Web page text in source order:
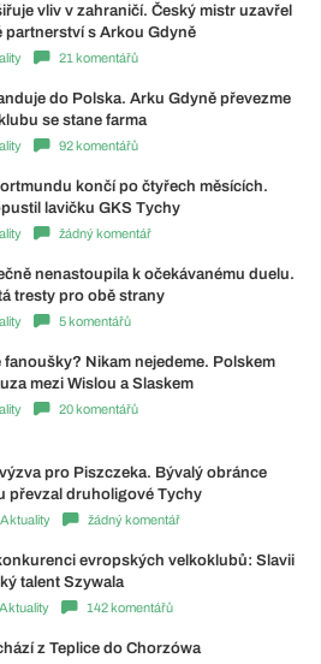
vliv v zahraničí. Český mistr uzavřel
partnerství s Arkou Gdyně
21 komentářů
do Polska. Arku Gdyně převezme
se stane farma
92 komentářů
končí po čtyřech měsících.
lavičku GKS Tychy
žádný komentář
nenastoupila k očekávanému duelu.
tresty pro obě strany
5 komentářů
fanoušky? Nikam nejedeme. Polskem
mezi Wislou a Slaskem
20 komentářů
pro Piszczeka. Bývalý obránce
převzal druholigové Tychy
Aktuality žádný komentář
evropských velkoklubů: Slavii
talent Szywala
Aktuality 142 komentářů
z Teplice do Chorzówa